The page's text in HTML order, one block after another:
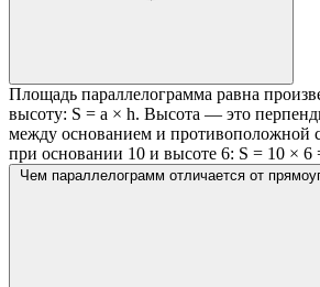
Площадь параллелограмма равна
высоту: S = a × h. Высота — это
между основанием и противоположной
при основании 10 и высоте 6: S = 10 × 6
Чем параллелограмм отличается от